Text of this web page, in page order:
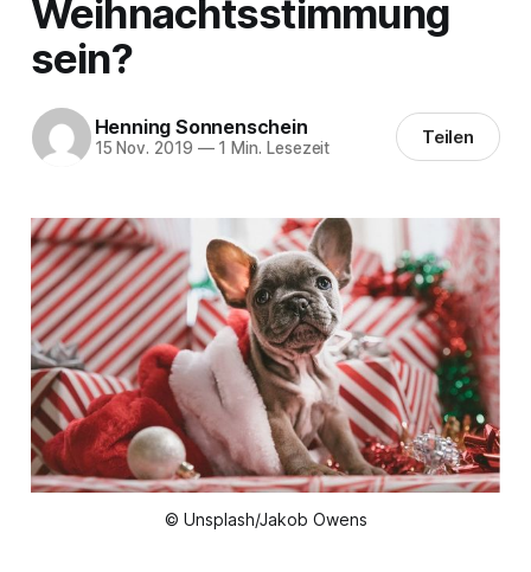
Weihnachtsstimmung
sein?
Henning Sonnenschein
15 Nov. 2019 —1 Min. Lesezeit Teilen
© Unsplash/Jakob Owens